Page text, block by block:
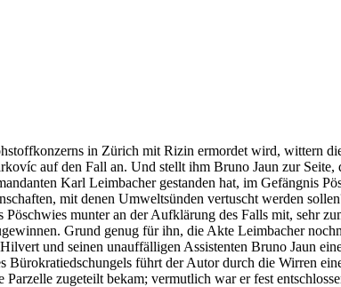
in Zürich mit Rizin ermordet wird, wittern
auf den Fall an. Und stellt ihm Bruno Jaun zur
Karl Leimbacher gestanden hat, im Gefängnis
mit denen Umweltsünden vertuscht werden
munter an der Aufklärung des Falls mit, sehr
Grund genug für ihn, die Akte Leimbacher
und seinen unauffälligen Assistenten Bruno Jaun
führt der Autor durch die Wirren
Parzelle zugeteilt bekam; vermutlich war er fest